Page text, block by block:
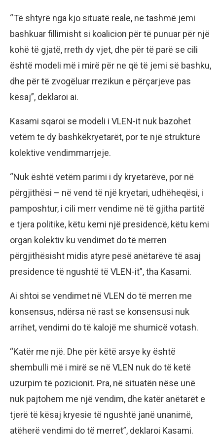
“Të shtyrë nga kjo situatë reale, ne tashmë jemi
bashkuar fillimisht si koalicion për të punuar për një
kohë të gjatë, rreth dy vjet, dhe për të parë se cili
është modeli më i mirë për ne që të jemi së bashku,
dhe për të zvogëluar rrezikun e përçarjeve pas
kësaj”, deklaroi ai.
Kasami sqaroi se modeli i VLEN-it nuk bazohet
vetëm te dy bashkëkryetarët, por te një strukturë
kolektive vendimmarrjeje.
“Nuk është vetëm parimi i dy kryetarëve, por në
përgjithësi – në vend të një kryetari, udhëheqësi, i
pamposhtur, i cili merr vendime në të gjitha partitë
e tjera politike, këtu kemi një presidencë, këtu kemi
organ kolektiv ku vendimet do të merren
përgjithësisht midis atyre pesë anëtarëve të asaj
presidence të ngushtë të VLEN-it”, tha Kasami.
Ai shtoi se vendimet në VLEN do të merren me
konsensus, ndërsa në rast se konsensusi nuk
arrihet, vendimi do të kalojë me shumicë votash.
“Katër me një. Dhe për këtë arsye ky është
shembulli më i mirë se në VLEN nuk do të ketë
uzurpim të pozicionit. Pra, në situatën nëse unë
nuk pajtohem me një vendim, dhe katër anëtarët e
tjerë të kësaj kryesie të ngushtë janë unanimë,
atëherë vendimi do të merret”, deklaroi Kasami.